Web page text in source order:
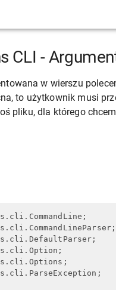
CLI -
w wierszu
to użytkownik musi
pliku, dla którego